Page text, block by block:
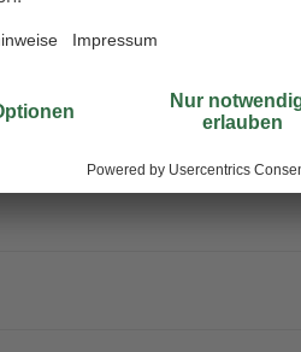
/ Gas / Nebel / Dampf / Aerosol
zuführen! Größere